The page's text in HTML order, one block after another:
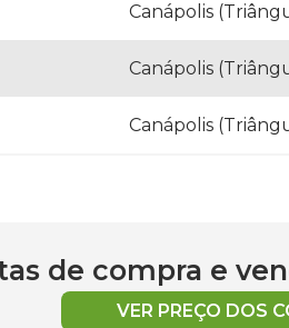
Canápolis
Canápolis
Canápolis
de compra e
VER PREÇO DOS